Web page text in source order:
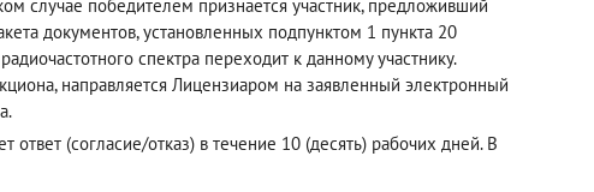
случае победителем признается участник, предложивший
документов, установленных подпунктом 1 пункта 20
спектра переходит к данному участнику.
направляется Лицензиаром на заявленный электронный
(согласие/отказ) в течение 10 (десять) рабочих дней. В